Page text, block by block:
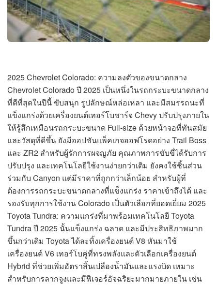
2025 Chevrolet Colorado: ความลงตัวของขนาดกลาง
Chevrolet Colorado ปี 2025 เป็นหนึ่งในรถกระบะขนาดกลาง
ที่ดีที่สุดในปีนี้ ขับสนุก รูปลักษณ์หล่อเหลา และมีสมรรถนะที่
แข็งแกร่งด้วยเครื่องยนต์เทอร์โบชาร์จ Chevy ปรับปรุงภายใน
ให้รู้สึกเหมือนรถกระบะขนาด Full-size ด้วยหน้าจอที่ทันสมัย
และวัสดุที่ดีขึ้น ยังมีออปชันแพ็คเกจออฟโรดอย่าง Trail Boss
และ ZR2 สำหรับผู้รักการผจญภัย คุณภาพการขับขี่ได้รับการ
ปรับปรุง และเทคโนโลยีใช้งานง่ายกว่าเดิม ยังคงใช้ชิ้นส่วน
ร่วมกับ Canyon แต่มีราคาที่ถูกกว่าเล็กน้อย สำหรับผู้ที่
ต้องการรถกระบะขนาดกลางที่แข็งแกร่ง ราคาเข้าถึงได้ และ
รองรับทุกการใช้งาน Colorado เป็นตัวเลือกที่ยอดเยี่ยม 2025
Toyota Tundra: ความแกร่งที่มาพร้อมเทคโนโลยี Toyota
Tundra ปี 2025 นั้นแข็งแกร่ง ฉลาด และมีประสิทธิภาพมาก
ขึ้นกว่าเดิม Toyota ได้ละทิ้งเครื่องยนต์ V8 หันมาใช้
เครื่องยนต์ V6 เทอร์โบคู่ที่ทรงพลังและตัวเลือกเครื่องยนต์
Hybrid ที่ช่วยเพิ่มอัตราสิ้นเปลืองน้ำมันและแรงบิด เหมาะ
สำหรับการลากจูงและมีฟีเจอร์อัจฉริยะมากมายภายใน เช่น